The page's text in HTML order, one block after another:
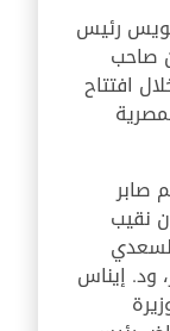
رئيس
صاحب
افتتاح
صابر
نقيب
ود. إيناس